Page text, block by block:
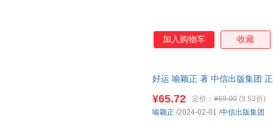
加入购物车 收藏
好运 喻颖正 著 中信出版集团
¥65.72 定价： ¥69.00 (9.53折)
喻颖正 /2024-02-01 /中信出版集团